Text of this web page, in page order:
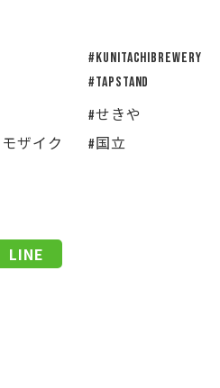
#KUNITACHIBREWERY
#tapstand
#せきや
ザイク
#国立
LINE